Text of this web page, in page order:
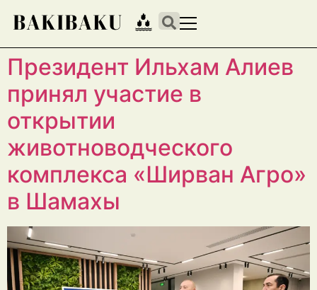
Президент Ильхам Алиев
принял участие в
открытии
животноводческого
комплекса «Ширван Агро»
в Шамахы